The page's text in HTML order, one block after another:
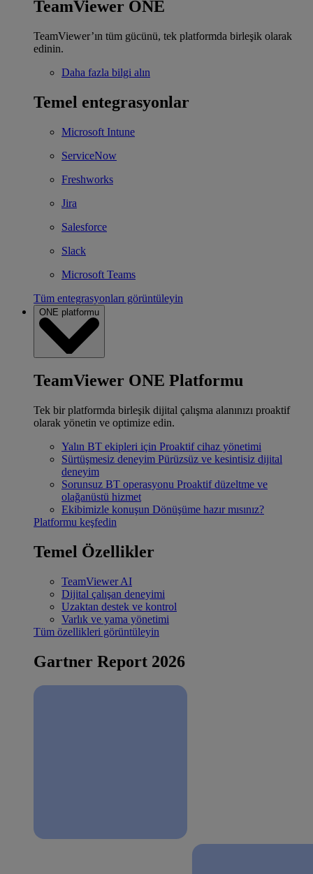
TeamViewer ONE
TeamViewer’ın tüm gücünü, tek platformda birleşik olarak
edinin.
Daha fazla bilgi alın
Temel entegrasyonlar
Microsoft Intune
ServiceNow
Freshworks
Jira
Salesforce
Slack
Microsoft Teams
Tüm entegrasyonları görüntüleyin
ONE platformu
TeamViewer ONE Platformu
Tek bir platformda birleşik dijital çalışma alanınızı proaktif
olarak yönetin ve optimize edin.
Yalın BT ekipleri için Proaktif cihaz yönetimi
Sürtüşmesiz deneyim Pürüzsüz ve kesintisiz dijital
deneyim
Sorunsuz BT operasyonu Proaktif düzeltme ve
olağanüstü hizmet
Ekibimizle konuşun Dönüşüme hazır mısınız?
Platformu keşfedin
Temel Özellikler
TeamViewer AI
Dijital çalışan deneyimi
Uzaktan destek ve kontrol
Varlık ve yama yönetimi
Tüm özellikleri görüntüleyin
Gartner Report 2026